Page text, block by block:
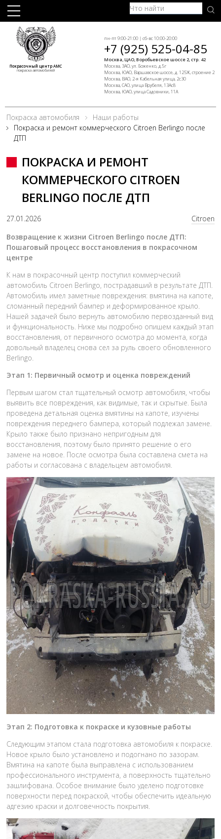
Покрасочный центр АМС
покраска автомобилей
пн-пт 9:00-21:00 | сб-вс 10:00-20:00
+7 (925) 525-04-85
Москва, ЦАО, Воробьевское шоссе 2, стр. 42
Москва, ЗАО, ул. Боженко, д.5г
Москва, ЮАО, Варшавское шоссе, д. 125Ж, строение 2
Москва, ВАО, 2-я Кабельная улица, 2с30
Москва, САО, улица Врубеля, 13Ас8
Москва, ЮАО, улица Садовники, 11А
Покраска автомобиля
Наши работы
Покраска и ремонт коммерческого Citroen Berlingo после
ДТП
ПОКРАСКА И РЕМОНТ
КОММЕРЧЕСКОГО CITROEN
BERLINGO ПОСЛЕ ДТП
27.01.2026
Citroen
Возвращение к жизни Citroen Berlingo после ДТП:
Пошаговый процесс восстановления в покрасочном
центре
К нам в покрасочный центр поступил коммерческий
автомобиль Citroen Berlingo, пострадавший в результате ДТП.
Автомобиль имел заметные повреждения: вмятина на капоте,
сломанный передний бампер и деформированное крыло.
Нашей задачей было вернуть автомобилю первозданный вид
и функциональность. Ниже мы подробно опишем каждый этап
восстановления, от первичного осмотра до момента, когда
довольный владелец снова сел за руль своего обновленного
Berlingo.
Этап 1: Первичный осмотр и оценка повреждений
Первым шагом стал тщательный осмотр автомобиля, чтобы
выявить все повреждения, как видимые, так и скрытые. Была
проведена детальная оценка вмятины на капоте, изучены
повреждения переднего бампера, который подлежал замене.
Крыло также было признано непригодным для
восстановления, поэтому было принято решение о его
замене на новое. После осмотра была составлена смета на
работы и согласована с владельцем автомобиля.
Этап 2: Подготовка к покраске и кузовные работы
Следующим этапом стала подготовка автомобиля к покраске.
Новое крыло было установлено и подогнано по зазорам.
Вмятина на капоте была выправлена с использованием
профессионального инструмента, а поверхность тщательно
зашлифована. Особое внимание было уделено подготовке
поверхности перед покраской, чтобы обеспечить идеальную
адгезию краски и долговечность покрытия.